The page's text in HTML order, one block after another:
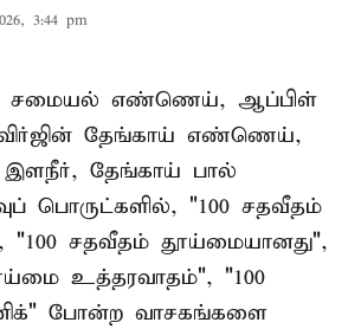
3:44 pm
சமையல் எண்ணெய், ஆப்பிள்
விர்ஜின் தேங்காய் எண்ணெய்,
தேங்காய் பால்
பொருட்களில், "100 சதவீதம்
"100 சதவீதம் தூய்மையானது",
உத்தரவாதம்", "100
போன்ற வாசகங்களை